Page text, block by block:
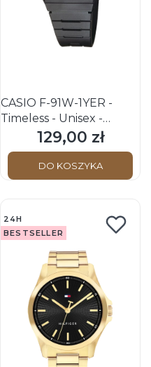
CASIO F-91W-1YER -
Timeless - Unisex -
Zegarek na pasku
Cena
129,00 zł
DO KOSZYKA
24H
BESTSELLER